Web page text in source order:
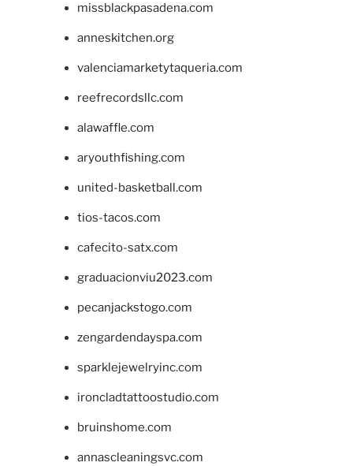
missblackpasadena.com
anneskitchen.org
valenciamarketytaqueria.com
reefrecordsllc.com
alawaffle.com
aryouthfishing.com
united-basketball.com
tios-tacos.com
cafecito-satx.com
graduacionviu2023.com
pecanjackstogo.com
zengardendayspa.com
sparklejewelryinc.com
ironcladtattoostudio.com
bruinshome.com
annascleaningsvc.com